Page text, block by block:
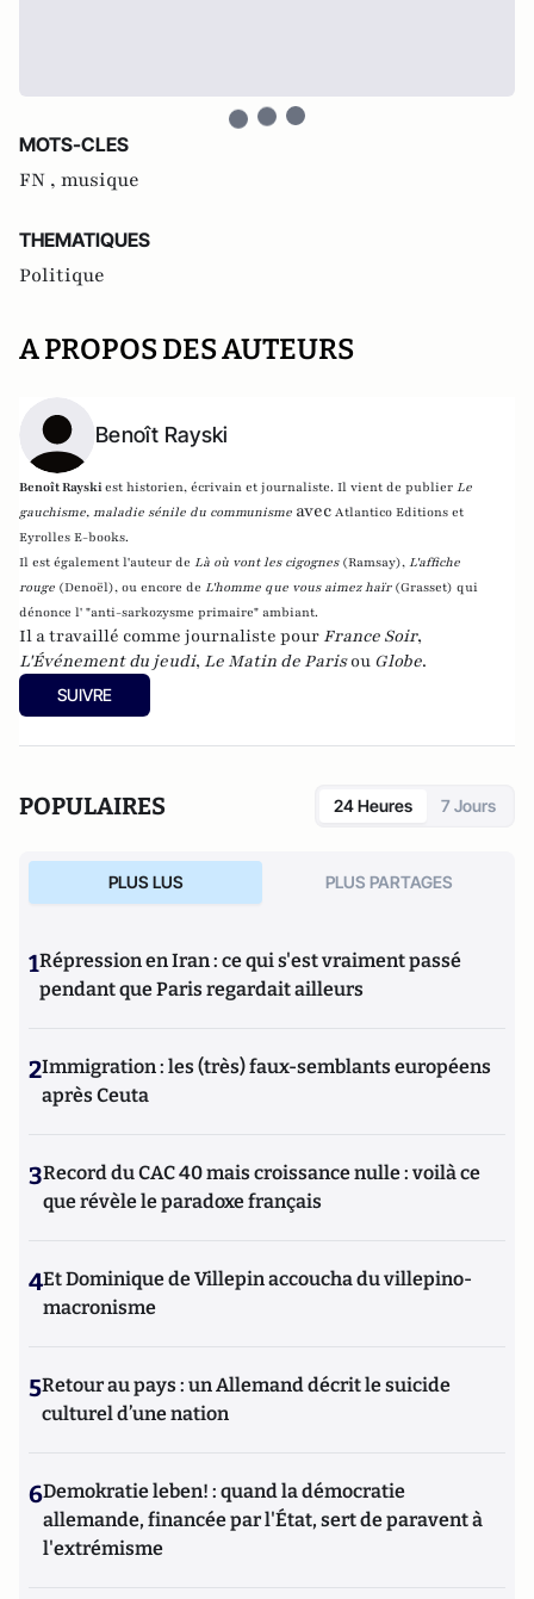
MOTS-CLES
FN , musique
THEMATIQUES
Politique
A PROPOS DES AUTEURS
Benoît Rayski
Benoît Rayskiest historien, écrivain et journaliste. Il vient de publier Le
gauchisme, maladie sénile du communisme avec Atlantico Editions et
Eyrolles E-books.
Il est également l'auteur de Là où vont les cigognes (Ramsay), L'affiche
rouge (Denoël), ou encore de L'homme que vous aimez haïr (Grasset) qui
dénonce l' "anti-sarkozysme primaire" ambiant.
Il a travaillé comme journaliste pour France Soir,
L'Événement du jeudi, Le Matin de Parisou Globe.
SUIVRE
POPULAIRES 24 Heures 7 Jours
PLUS LUS PLUS PARTAGES
1Répression en Iran : ce qui s'est vraiment passé
pendant que Paris regardait ailleurs
2Immigration : les (très) faux-semblants européens
après Ceuta
3Record du CAC 40 mais croissance nulle : voilà ce
que révèle le paradoxe français
4Et Dominique de Villepin accoucha du villepino-
macronisme
5Retour au pays : un Allemand décrit le suicide
culturel d’une nation
6Demokratie leben! : quand la démocratie
allemande, financée par l'État, sert de paravent à
l'extrémisme